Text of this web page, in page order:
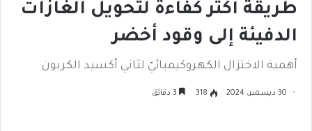
طريقة أكثر كفاءةً لتحويل الغازات
الدفيئة إلى وقود أخضر
أهمية الاختزال الكهروكيميائيّ لثاني أكسيد الكربون
30 ديسمبر، 2024 318